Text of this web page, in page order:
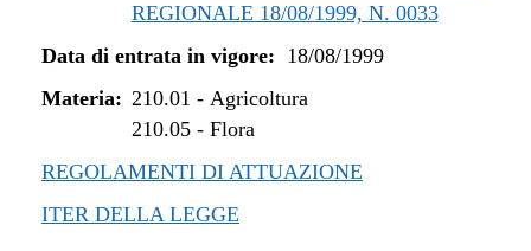
REGIONALE 18/08/1999, N. 0033
Data di entrata in vigore: 18/08/1999
Materia: 210.01 - Agricoltura
210.05- Flora
REGOLAMENTI DI ATTUAZIONE
ITER DELLA LEGGE